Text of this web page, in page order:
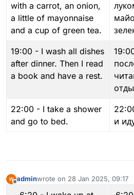
with a carrot, an onion,
a little of mayonnaise
and a cup of green tea.
19:00 - I wash all dishes
after dinner. Then I read
a book and have a rest.
22:00 - I take a shower
and go to bed.
и
adminwrote on 28 Jan 2025, 09:17
last edited by admin